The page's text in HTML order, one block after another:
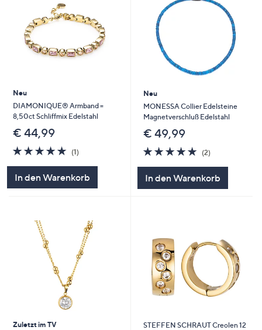
Neu
DIAMONIQUE® Armband =
8,50ct Schliffmix Edelstahl
€ 44,99
5.0
von
(1)1
In den Warenkorb
Neu
MONESSA Collier Edelsteine
Magnetverschluß Edelstahl
€ 49,99
5.0
von
(2)
In den Warenkorb
Zuletzt im TV
STEFFEN SCHRAUT Creolen 12